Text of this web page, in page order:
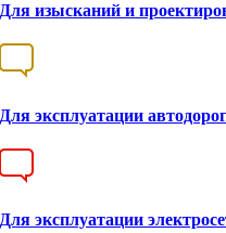
Для изысканий и
Для эксплуатации автодорог
Для эксплуатации